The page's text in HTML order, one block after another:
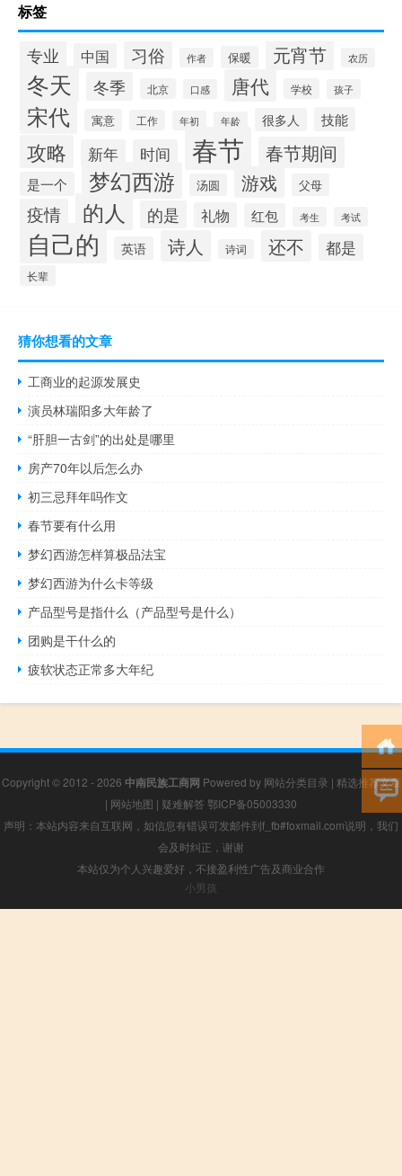
标签
专业 中国 习俗 作者 保暖 元宵节 农历
冬天 冬季 北京 口感 唐代 学校 孩子
宋代 寓意 工作 年初 年龄 很多人 技能
攻略 新年 时间 春节 春节期间
是一个 梦幻西游 汤圆 游戏 父母
疫情 的人 的是 礼物 红包 考生 考试
自己的 英语 诗人 诗词 还不 都是
长辈
猜你想看的文章
工商业的起源发展史
演员林瑞阳多大年龄了
“肝胆一古剑”的出处是哪里
房产70年以后怎么办
初三忌拜年吗作文
春节要有什么用
梦幻西游怎样算极品法宝
梦幻西游为什么卡等级
产品型号是指什么（产品型号是什么）
团购是干什么的
疲软状态正常多大年纪
Copyright © 2012 - 2026 中南民族工商网 Powered by 网站分类目录 | 精选推荐文章
| 网站地图 | 疑难解答 鄂ICP备05003330
声明：本站内容来自互联网，如信息有错误可发邮件到f_fb#foxmail.com说明，我们
会及时纠正，谢谢
本站仅为个人兴趣爱好，不接盈利性广告及商业合作
小男孩